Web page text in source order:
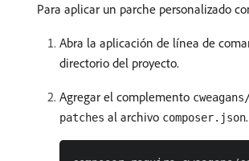
Para aplicar un parche personalizado
Abra la aplicación de línea de
directorio del proyecto.
Agregar el complemento
patches al archivo composer.json.